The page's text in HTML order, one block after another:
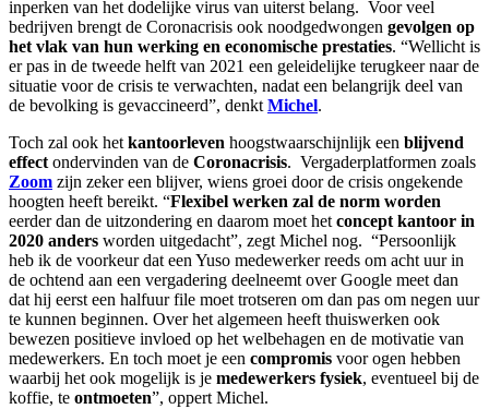
inperken van het dodelijke virus van uiterst belang. Voor veel
bedrijven brengt de Coronacrisis ook noodgedwongen gevolgen op
het vlak van hun werking en economische prestaties. “Wellicht is
er pas in de tweede helft van 2021 een geleidelijke terugkeer naar de
situatie voor de crisis te verwachten, nadat een belangrijk deel van
de bevolking is gevaccineerd”, denkt Michel.
Toch zal ook het kantoorleven hoogstwaarschijnlijk een blijvend
effect ondervinden van de Coronacrisis. Vergaderplatformen zoals
Zoom zijn zeker een blijver, wiens groei door de crisis ongekende
hoogten heeft bereikt. “Flexibel werken zal de norm worden
eerder dan de uitzondering en daarom moet het concept kantoor in
2020 anders worden uitgedacht”, zegt Michel nog. “Persoonlijk
heb ik de voorkeur dat een Yuso medewerker reeds om acht uur in
de ochtend aan een vergadering deelneemt over Google meet dan
dat hij eerst een halfuur file moet trotseren om dan pas om negen uur
te kunnen beginnen. Over het algemeen heeft thuiswerken ook
bewezen positieve invloed op het welbehagen en de motivatie van
medewerkers. En toch moet je een compromis voor ogen hebben
waarbij het ook mogelijk is je medewerkers fysiek, eventueel bij de
koffie, te ontmoeten”, oppert Michel.